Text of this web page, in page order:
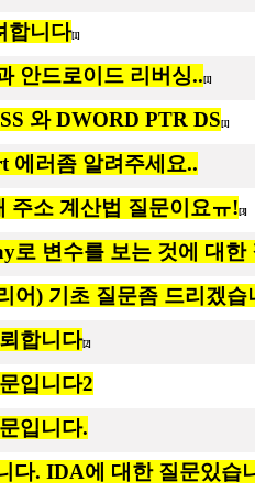
합니다[1]
안드로이드 리버싱.. [1]
와 DWORD PTR DS [1]
에러좀 알려주세요..
주소 계산법 질문이요ㅠ! [3]
로 변수를 보는 것에 대한
어) 기초 질문좀 드리겠습
합니다[2]
입니다2
입니다.
다. IDA에 대한 질문있습